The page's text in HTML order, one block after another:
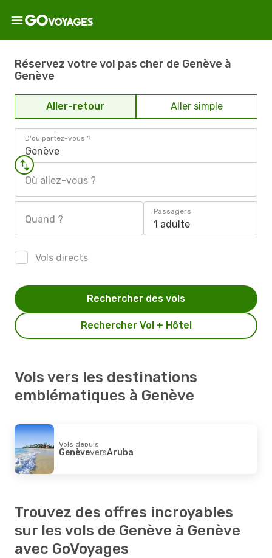
Réservez votre vol pas cher de Genève à
Genève
Aller-retour Aller simple
D'où partez-vous ?
Genève
Où allez-vous ?
Quand ?
Passagers
1 adulte
Vols directs
Rechercher Vol + Hôtel
Rechercher des vols
Vols vers les destinations
emblématiques à Genève
Vols depuis
GenèveversAruba
Trouvez des offres incroyables
sur les vols de Genève à Genève
avec GoVoyages